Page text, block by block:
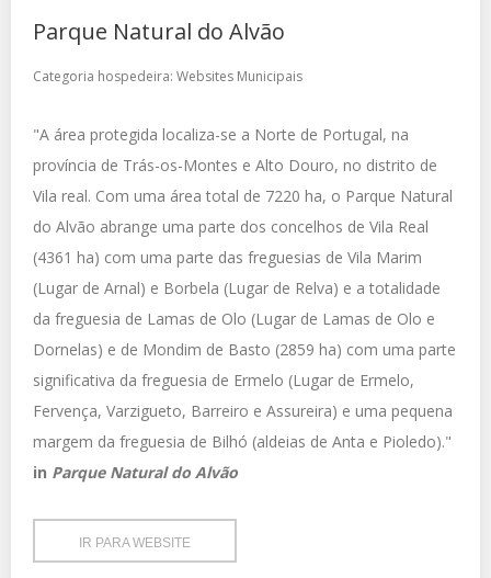
Parque Natural do Alvão
Categoria hospedeira: Websites Municipais
"A área protegida localiza-se a Norte de Portugal, na
província de Trás-os-Montes e Alto Douro, no distrito de
Vila real. Com uma área total de 7220 ha, o Parque Natural
do Alvão abrange uma parte dos concelhos de Vila Real
(4361 ha) com uma parte das freguesias de Vila Marim
(Lugar de Arnal) e Borbela (Lugar de Relva) e a totalidade
da freguesia de Lamas de Olo (Lugar de Lamas de Olo e
Dornelas) e de Mondim de Basto (2859 ha) com uma parte
significativa da freguesia de Ermelo (Lugar de Ermelo,
Fervença, Varzigueto, Barreiro e Assureira) e uma pequena
margem da freguesia de Bilhó (aldeias de Anta e Pioledo)."
in Parque Natural do Alvão
IR PARA WEBSITE